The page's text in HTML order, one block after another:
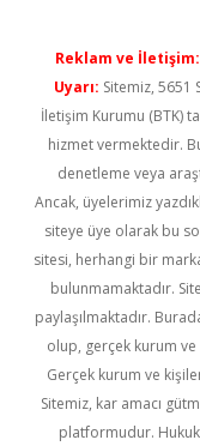
Reklam ve İletişim:
Uyarı: Sitemiz, 5651
İletişim Kurumu (BTK)
hizmet vermektedir.
denetleme veya
Ancak, üyelerimiz
siteye üye olarak bu
sitesi, herhangi bir
bulunmamaktadır.
paylaşılmaktadır.
olup, gerçek kurum ve
Gerçek kurum ve
Sitemiz, kar amacı
platformudur.